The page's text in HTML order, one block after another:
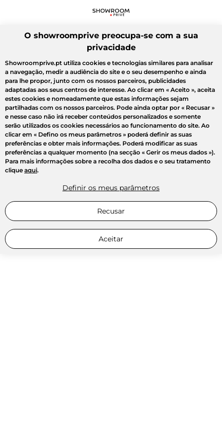
O showroomprive preocupa-se com a sua
privacidade
Showroomprive.pt utiliza cookies e tecnologias similares para analisar
a navegação, medir a audiência do site e o seu desempenho e ainda
para lhe propor, junto com os nossos parceiros, publicidades
adaptadas aos seus centros de interesse. Ao clicar em « Aceito », aceita
estes cookies e nomeadamente que estas informações sejam
partilhadas com os nossos parceiros. Pode ainda optar por « Recusar »
e nesse caso não irá receber conteúdos personalizados e somente
serão utilizados os cookies necessários ao funcionamento do site. Ao
clicar em « Defino os meus parâmetros » poderá definir as suas
preferências e obter mais informações. Poderá modificar as suas
preferências a qualquer momento (na secção « Gerir os meus dados »).
Para mais informações sobre a recolha dos dados e o seu tratamento
clique aqui.
Definir os meus parâmetros
Recusar
Aceitar